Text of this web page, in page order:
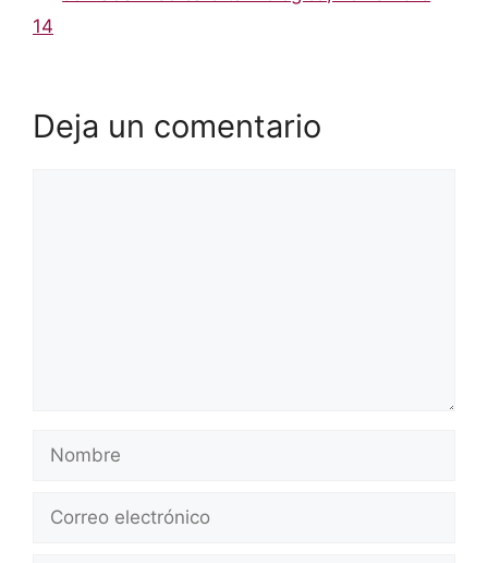
14
Deja un comentario
electrónico